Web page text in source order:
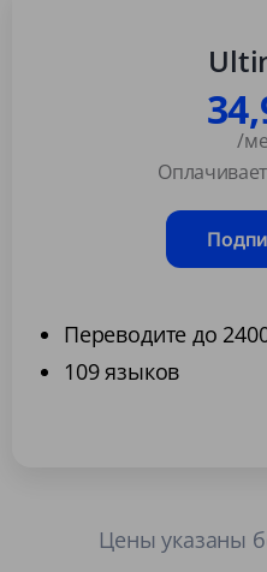
/
Переводите до
109 языков
Цены указаны